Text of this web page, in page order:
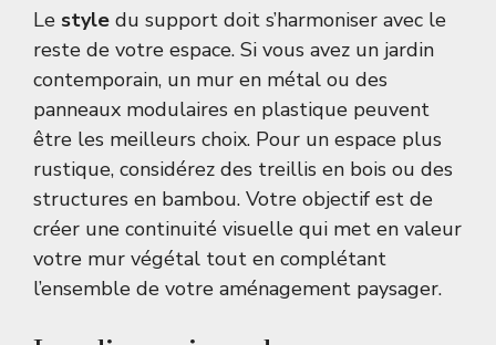
Le style du support doit s’harmoniser avec le
reste de votre espace. Si vous avez un jardin
contemporain, un mur en métal ou des
panneaux modulaires en plastique peuvent
être les meilleurs choix. Pour un espace plus
rustique, considérez des treillis en bois ou des
structures en bambou. Votre objectif est de
créer une continuité visuelle qui met en valeur
votre mur végétal tout en complétant
l’ensemble de votre aménagement paysager.